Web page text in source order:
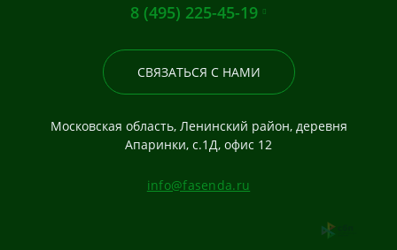
8 (495) 225-45-19
СВЯЗАТЬСЯ С НАМИ
Московская область, Ленинский район, деревня
Апаринки, с.1Д, офис 12
info@fasenda.ru